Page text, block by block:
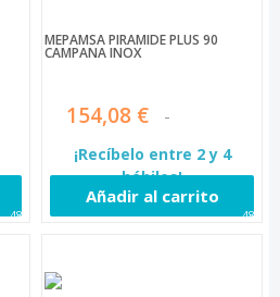
483
MEPAMSA PIRÁMIDE PLUS 90
CAMPANA INOX
154,08 €
¡Recíbelo entre 2 y 4
hábiles!
Añadir al carrito
484